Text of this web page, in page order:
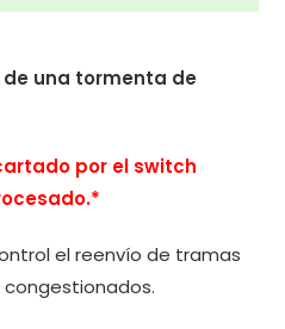
de una tormenta de
por el switch
el reenvío de tramas